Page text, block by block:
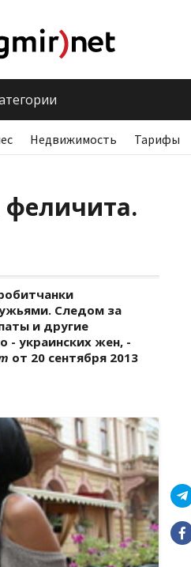
Недвижимость Тарифы
феличита.
Следом за
и другие
- украинских жен, -
от 20 сентября 2013